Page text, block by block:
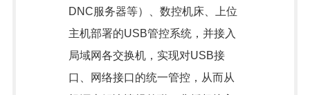
DNC服务器等）、数控机床、上位
主机部署的USB管控系统，并接入
局域网各交换机，实现对USB接
口、网络接口的统一管控，从而从